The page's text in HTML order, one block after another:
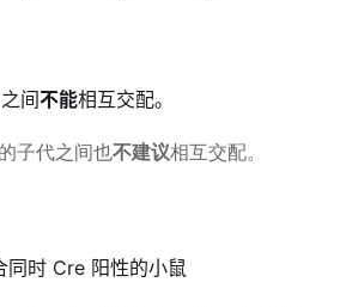
间不能相互交配。
子代之间也不建议相互交配。
时 Cre 阳性的小鼠